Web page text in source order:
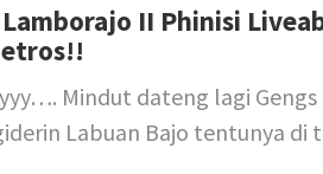
II Phinisi
Mindut dateng lagi
Labuan Bajo tentunya